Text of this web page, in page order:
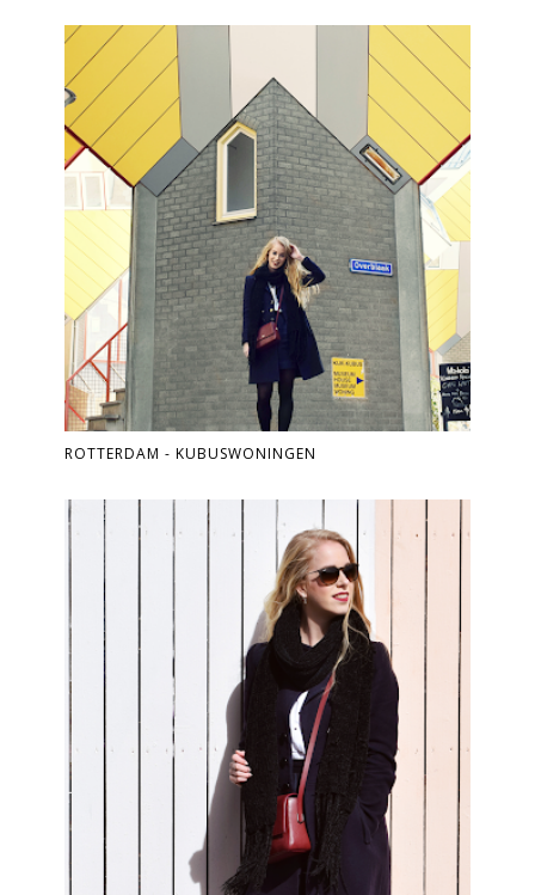
ROTTERDAM - KUBUSWONINGEN